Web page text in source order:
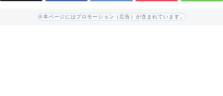
※本ページにはプロモーション（広告）が含まれています。